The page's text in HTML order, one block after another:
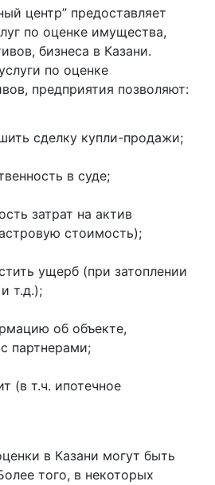
центр” предоставляет
по оценке имущества,
бизнеса в Казани.
по оценке
предприятия позволяют:
сделку купли-продажи;
в суде;
затрат на актив
стоимость);
ущерб (при затоплении
т.д.);
об объекте,
партнерами;
(в т.ч. ипотечное
в Казани могут быть
того, в некоторых